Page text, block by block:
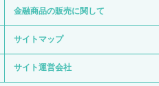
金融商品の販売に関して
サイトマップ
サイト運営会社